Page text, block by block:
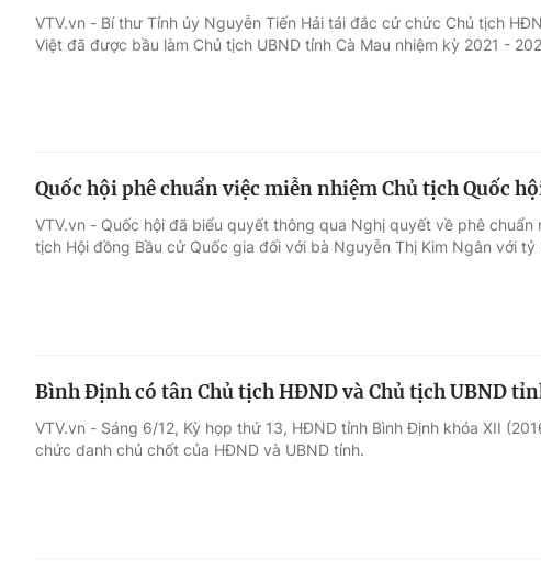
Âm nhạc
Sao
Làm đẹp
Chất lượng cuộc sống
VTV.vn - Bí thư Tỉnh ủy Nguyễn Tiến Hải tái đắc cử chức Chủ tịch
Việt đã được bầu làm Chủ tịch UBND tỉnh Cà Mau nhiệm kỳ 2021 -
Quốc hội phê chuẩn việc miễn nhiệm Chủ tịch Quốc
VTV.vn - Quốc hội đã biểu quyết thông qua Nghị quyết về phê chuẩn
tịch Hội đồng Bầu cử Quốc gia đối với bà Nguyễn Thị Kim Ngân với tỷ
Bình Định có tân Chủ tịch HĐND và Chủ tịch UBND
VTV.vn - Sáng 6/12, Kỳ họp thứ 13, HĐND tỉnh Bình Định khóa XII
chức danh chủ chốt của HĐND và UBND tỉnh.